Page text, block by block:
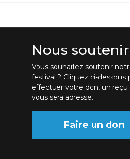
Nous soutenir
Vous souhaitez soutenir
festival ? Cliquez ci-dessous
effectuer votre don, un reçu
vous sera adressé.
Faire un don